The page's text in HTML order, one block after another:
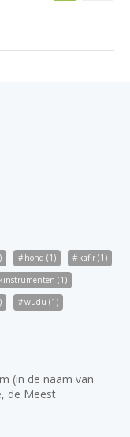
hond (1) kafir (1)
(1)
wudu (1)
(in de naam van
de Meest